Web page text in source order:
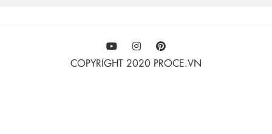
COPYRIGHT 2020 PROCE.VN